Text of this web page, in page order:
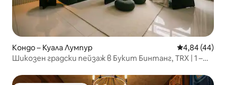
Кондо – Куала Лумпур Средна
4,84 (44)
Шикозен градски пейзаж в Букит Бинтанг, TRX | 1 –